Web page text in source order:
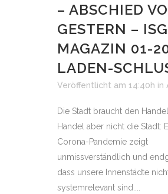
– ABSCHIED
GESTERN –
MAGAZIN 01-
LADEN-
Veröffentlicht am 14:40h in
Die Stadt braucht den
Handel aber nicht die Stadt:
Corona-Pandemie zeigt
unmissverständlich und
dass unsere Innenstädte
systemrelevant sind....